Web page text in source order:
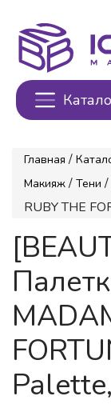
Главная /
Макияж / Тени /
RUBY THE